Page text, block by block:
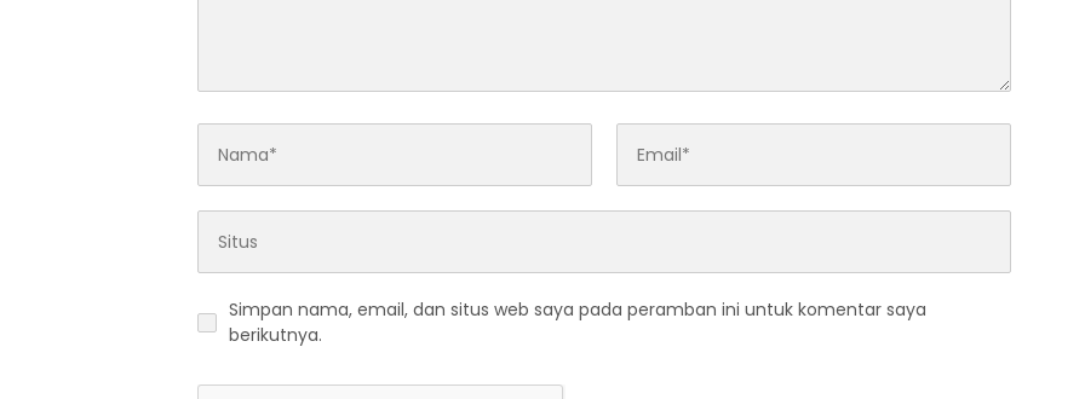
Simpan nama, email, dan situs web saya pada peramban ini untuk komentar saya
berikutnya.